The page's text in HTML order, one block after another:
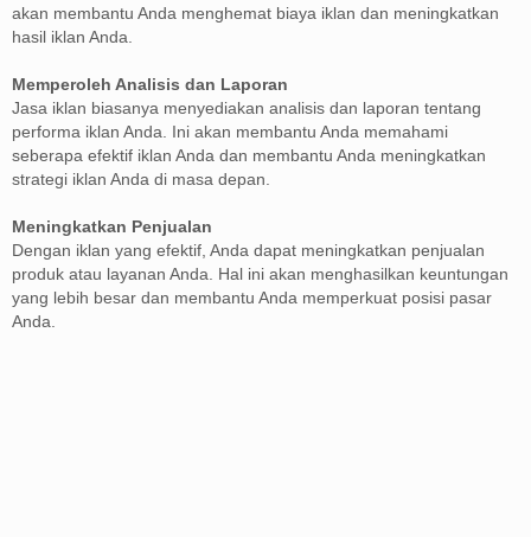
akan membantu Anda menghemat biaya iklan dan meningkatkan
hasil iklan Anda.
Memperoleh Analisis dan Laporan
Jasa iklan biasanya menyediakan analisis dan laporan tentang
performa iklan Anda. Ini akan membantu Anda memahami
seberapa efektif iklan Anda dan membantu Anda meningkatkan
strategi iklan Anda di masa depan.
Meningkatkan Penjualan
Dengan iklan yang efektif, Anda dapat meningkatkan penjualan
produk atau layanan Anda. Hal ini akan menghasilkan keuntungan
yang lebih besar dan membantu Anda memperkuat posisi pasar
Anda.